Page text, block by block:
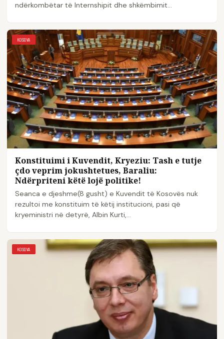
ndërkombëtar të Internshipit dhe shkëmbimit…
KOSOVA
​Konstituimi i Kuvendit, Kryeziu: Tash e tutje
çdo veprim jokushtetues, Baraliu:
Ndërpriteni këtë lojë politike!
Seanca e djeshme(8 gusht) e Kuvendit të Kosovës nuk
rezultoi me konstituim të këtij institucioni, pasi që
kryeministri në detyrë, Albin Kurti,…
KOSOVA